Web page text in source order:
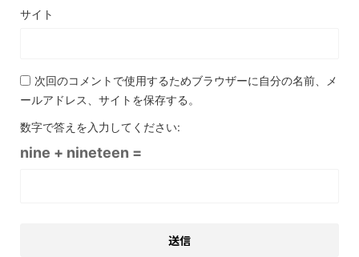
サイト
次回のコメントで使用するためブラウザーに自分の名前、メ
ールアドレス、サイトを保存する。
数字で答えを入力してください:
nine + nineteen =